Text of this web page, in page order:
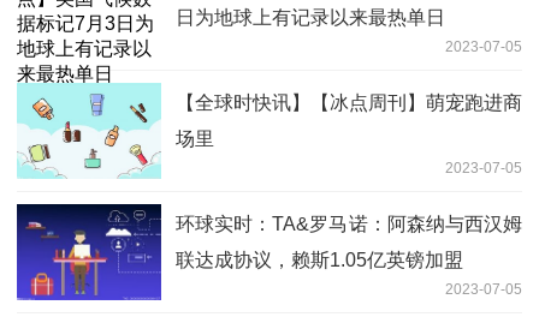
日为地球上有记录以来最热单日
2023-07-05
【全球时快讯】【冰点周刊】萌宠跑进商
场里
2023-07-05
环球实时：TA&罗马诺：阿森纳与西汉姆
联达成协议，赖斯1.05亿英镑加盟
2023-07-05